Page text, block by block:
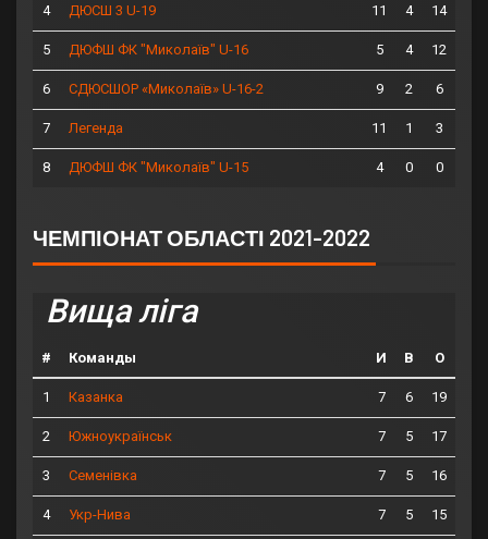
4 ДЮСШ 3 U-19 11 4 14
5 ДЮФШ ФК "Миколаїв" U-16 5 4 12
6 СДЮСШОР «Миколаїв» U-16-2 9 2 6
7 Легенда 11 1 3
8 ДЮФШ ФК "Миколаїв" U-15 4 0 0
ЧЕМПІОНАТ ОБЛАСТІ 2021-2022
Вища ліга
# Команды И В О
1 Казанка 7 6 19
2 Южноукраїнськ 7 5 17
3 Семенівка 7 5 16
4 Укр-Нива 7 5 15